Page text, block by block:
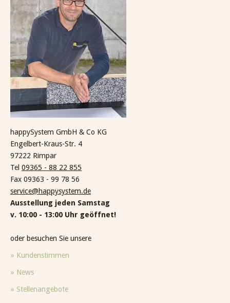
happySystem GmbH & Co KG
Engelbert-Kraus-Str. 4
97222 Rimpar
Tel 09365 - 88 22 855
Fax 09363 - 99 78 56
service@happysystem.de
Ausstellung jeden Samstag
v. 10:00 - 13:00 Uhr geöffnet!
oder besuchen Sie unsere
» Kundenstimmen
» News
» Stellenangebote